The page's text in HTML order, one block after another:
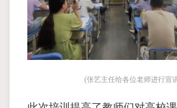
(张艺主任给各位老师进行宣